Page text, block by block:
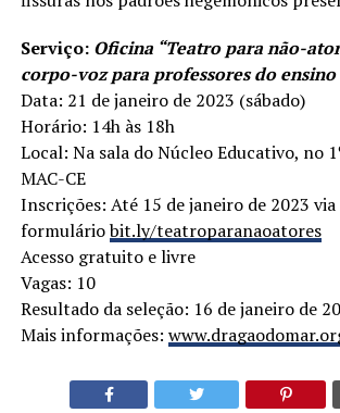
Serviço: Oficina “Teatro para não-
corpo-voz para professores do ensino
Data: 21 de janeiro de 2023 (sábado)
Horário: 14h às 18h
Local: Na sala do Núcleo Educativo, no
MAC-CE
Inscrições: Até 15 de janeiro de 2023 via
formuláriobit.ly/teatroparanaoatores
Acesso gratuito e livre
Vagas: 10
Resultado da seleção: 16 de janeiro de
Mais informações: